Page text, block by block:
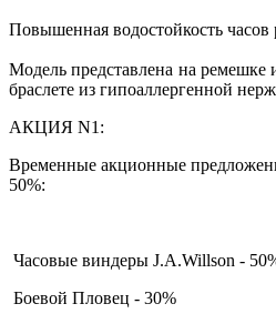
Повышенная водостойкость часов
Модель представлена на ремешке
браслете из гипоаллергенной
АКЦИЯ N1:
Временные акционные
50%:
Часовые виндеры J.A.Willson -
Боевой Пловец - 30%